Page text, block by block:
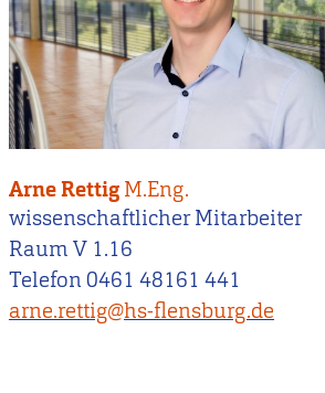
Arne Rettig M.Eng.
wissenschaftlicher Mitarbeiter
Raum V 1.16
Telefon 0461 48161 441
arne.rettig@hs-flensburg.de